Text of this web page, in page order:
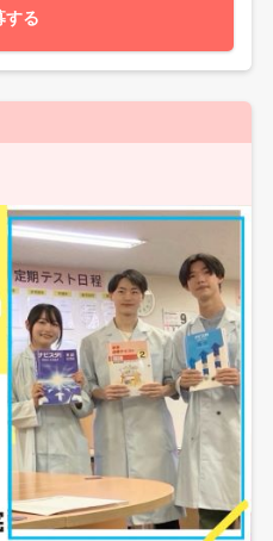
する